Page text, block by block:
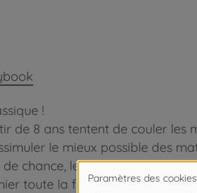
!
de 8 ans tentent de couler
le mieux possible des
chance, les joueurs tentent
toute la flotte de son